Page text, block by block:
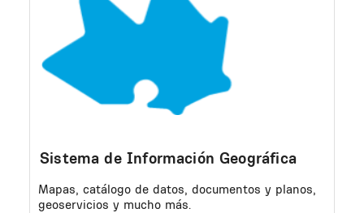
Sistema de Información Geográfica
Mapas, catálogo de datos, documentos y planos,
geoservicios y mucho más.